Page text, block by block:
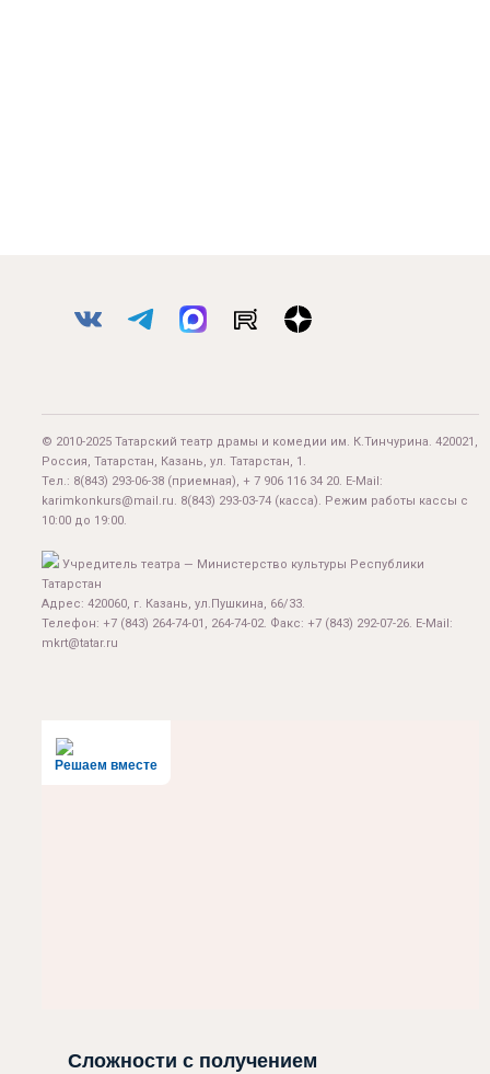
© 2010-2025 Татарский театр драмы и комедии им. К.Тинчурина. 420021,
Россия, Татарстан, Казань, ул. Татарстан, 1.
Тел.: 8(843) 293-06-38 (приемная), + 7 906 116 34 20. E-Mail:
karimkonkurs@mail.ru. 8(843) 293-03-74 (касса). Режим работы кассы с
10:00 до 19:00.
Учредитель театра — Министерство культуры Республики
Татарстан
Адрес: 420060, г. Казань, ул.Пушкина, 66/33.
Телефон: +7 (843) 264-74-01, 264-74-02. Факс: +7 (843) 292-07-26. E-Mail:
mkrt@tatar.ru
Решаем вместе
Сложности с получением